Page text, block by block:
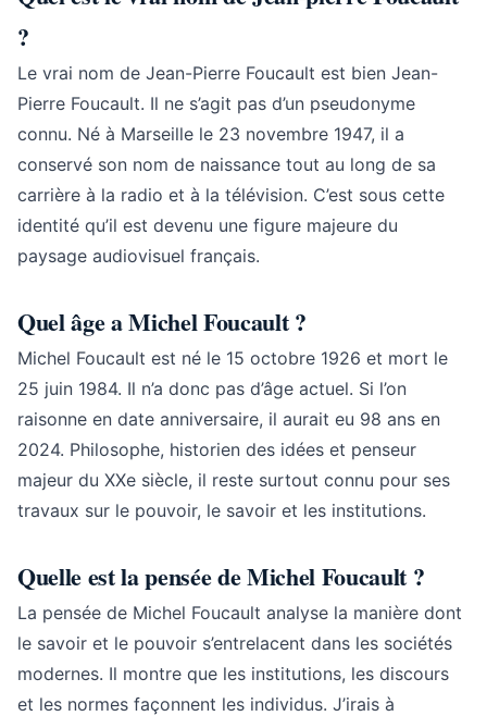
?
Le vrai nom de Jean-Pierre Foucault est bien Jean-
Pierre Foucault. Il ne s’agit pas d’un pseudonyme
connu. Né à Marseille le 23 novembre 1947, il a
conservé son nom de naissance tout au long de sa
carrière à la radio et à la télévision. C’est sous cette
identité qu’il est devenu une figure majeure du
paysage audiovisuel français.
Quel âge a Michel Foucault ?
Michel Foucault est né le 15 octobre 1926 et mort le
25 juin 1984. Il n’a donc pas d’âge actuel. Si l’on
raisonne en date anniversaire, il aurait eu 98 ans en
2024. Philosophe, historien des idées et penseur
majeur du XXe siècle, il reste surtout connu pour ses
travaux sur le pouvoir, le savoir et les institutions.
Quelle est la pensée de Michel Foucault ?
La pensée de Michel Foucault analyse la manière dont
le savoir et le pouvoir s’entrelacent dans les sociétés
modernes. Il montre que les institutions, les discours
et les normes façonnent les individus. J’irais à